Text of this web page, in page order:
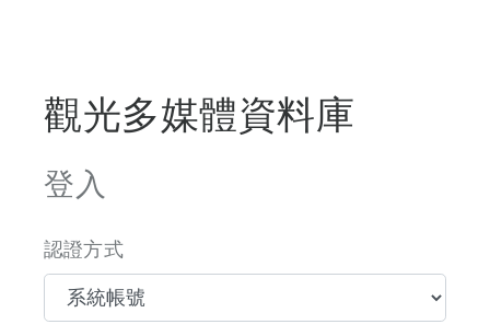
觀光多媒體資料庫
登入
認證方式